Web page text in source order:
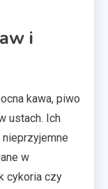
i
kawa, piwo
ustach. Ich
w
cykoria czy